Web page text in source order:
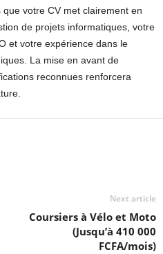
votre CV met clairement en
de projets informatiques, votre
et votre expérience dans le
La mise en avant de
reconnues renforcera
Next article
Coursiers à Vélo et Moto
(Jusqu’à 410 000
FCFA/mois)